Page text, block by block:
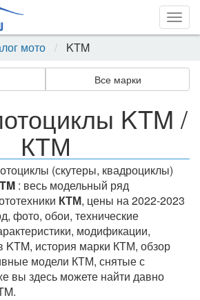
мото KTM
Все марки
KTM /
КТМ
(скутеры, квадроциклы)
: весь модельный ряд
КТМ, цены на 2022-2023
фото, обои, технические
модификации,
KTM, история марки КТМ, обзор
модели КТМ, снятые с
вы здесь можете найти давно